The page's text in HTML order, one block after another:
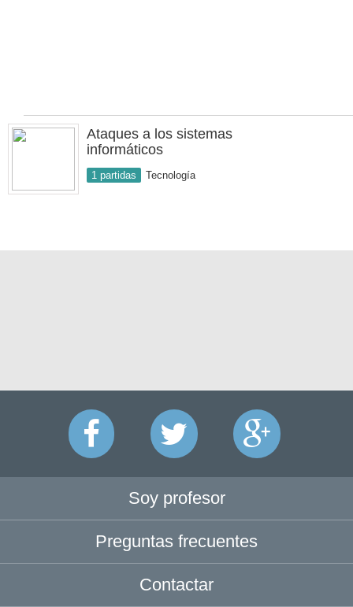
Ataques a los sistemas
informáticos
1 partidas Tecnología
Soy profesor
Preguntas frecuentes
Contactar